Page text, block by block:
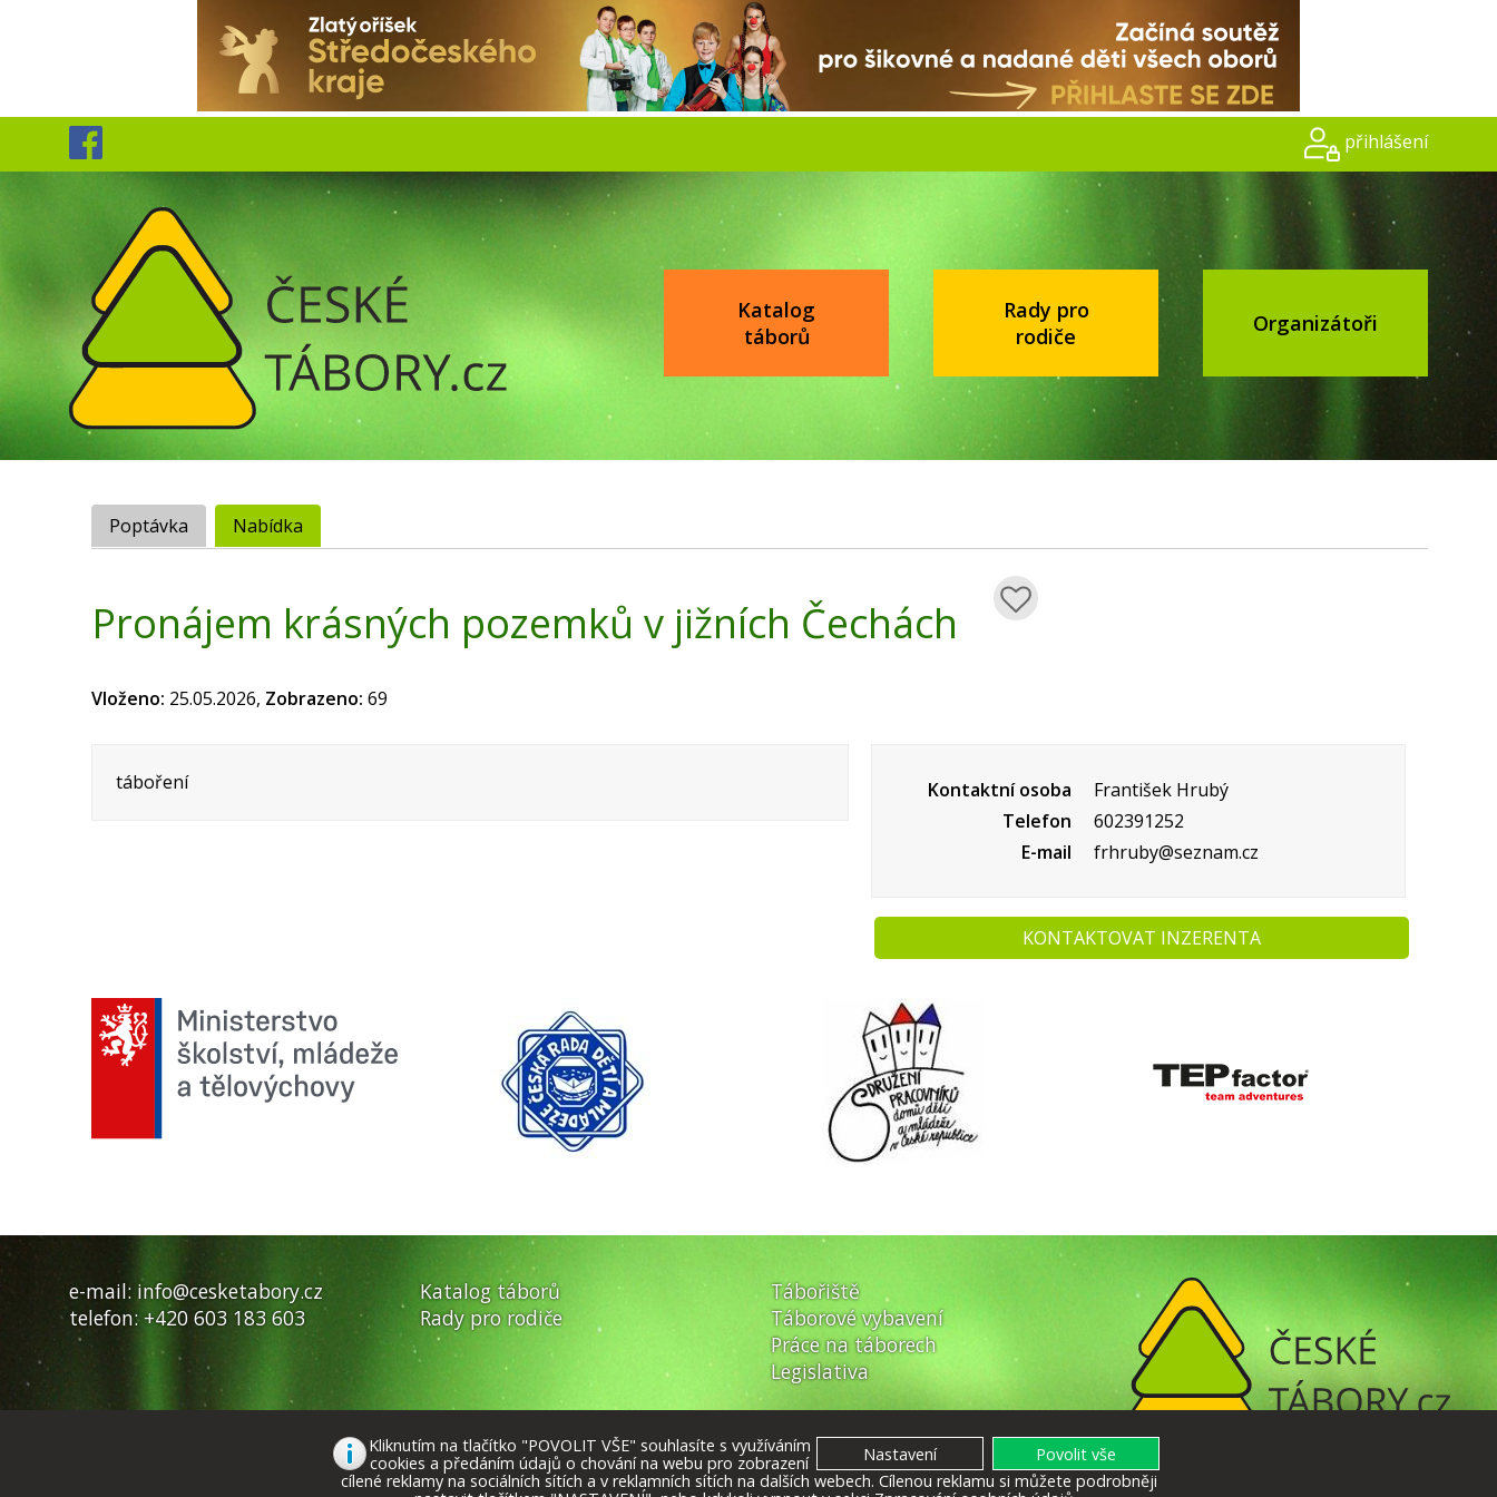
přihlášení
Katalog
táborů
Rady pro
rodiče
Organizátoři
Poptávka Nabídka
Pronájem krásných pozemků v jižních Čechách
Vloženo: 25.05.2026, Zobrazeno: 69
táboření Kontaktní osoba
František Hrubý
Telefon
602391252
E-mail
frhruby@seznam.cz
KONTAKTOVAT INZERENTA
e-mail: info@cesketabory.cz
telefon: +420 603 183 603
Katalog táborů
Rady pro rodiče
Tábořiště
Táborové vybavení
Práce na táborech
Legislativa
Kliknutím na tlačítko "POVOLIT VŠE" souhlasíte s využíváním
cookies a předáním údajů o chování na webu pro zobrazení
cílené reklamy na sociálních sítích a v reklamních sítích na dalších webech. Cílenou reklamu si můžete podrobněji